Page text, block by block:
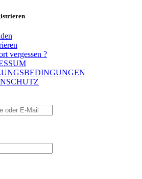
vergessen ?